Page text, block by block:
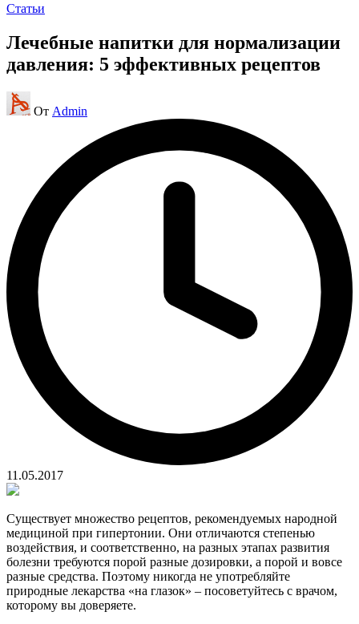
Опубликовано
Статьи
Лечебные напитки для нормализации
давления: 5 эффективных рецептов
Запись
от
От Admin
11.05.2017
Существует множество рецептов, рекомендуемых народной
медициной при гипертонии. Они отличаются степенью
воздействия, и соответственно, на разных этапах развития
болезни требуются порой разные дозировки, а порой и вовсе
разные средства. Поэтому никогда не употребляйте
природные лекарства «на глазок» – посоветуйтесь с врачом,
которому вы доверяете.